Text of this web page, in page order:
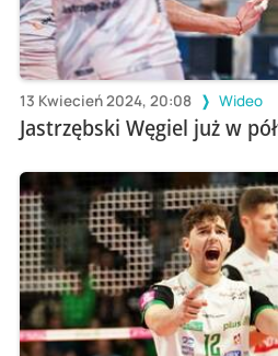
13 Kwiecień 2024, 20:08 Wideo
Jastrzębski Węgiel już w